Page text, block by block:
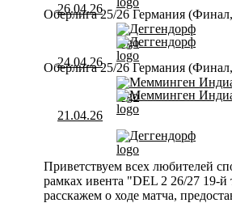
26.04.26
Деггендорф
Оберлига 25/26 Германия
24.04.26
Деггендорф
Мемминген
Оберлига 25/26 Германия
21.04.26
Мемминген
Деггендорф
Приветствуем всех любителей
рамках ивента "DEL 2 26/27 19-
расскажем о ходе матча,